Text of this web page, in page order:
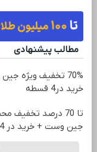
مطالب پیشنهادی
70% تخفیف ویژه
خرید در4 قسطه
تا 70 درصد تخفیف
جین وست + خرید در 4 قسط